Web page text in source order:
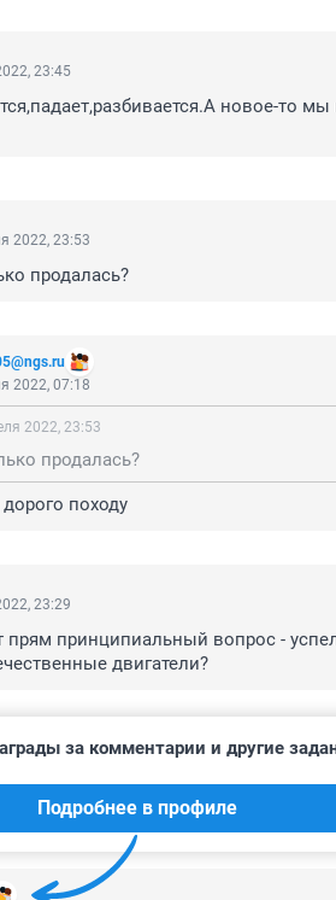
23:45
новое-то
2022, 23:53
продалась?
2022, 07:18
2022, 23:53
продалась?
походу
23:29
прям принципиальный вопрос -
двигатели?
это? Детей уложила? Иди отдохни
за комментарии и другие
Подробнее в профиле